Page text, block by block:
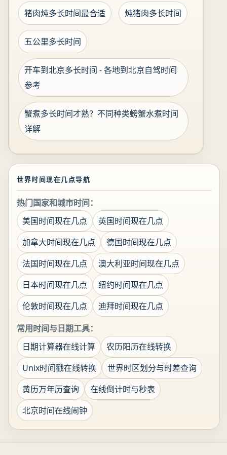
猪肉炖多长时间最合适 炖猪肉多长时间
五公里多长时间
开车到北京多长时间 - 各地到北京自驾时间
参考
蟹煮多长时间才熟？不同种类螃蟹水煮时间
详解
世界时间现在几点导航
热门国家和城市时间：
美国时间现在几点
英国时间现在几点
加拿大时间现在几点
德国时间现在几点
法国时间现在几点
澳大利亚时间现在几点
日本时间现在几点
纽约时间现在几点
伦敦时间现在几点
迪拜时间现在几点
常用时间与日期工具：
日期计算器在线计算
农历阳历在线转换
Unix时间戳在线转换
世界时区划分与时差查询
黄历万年历查询
在线倒计时与秒表
北京时间在线闹钟